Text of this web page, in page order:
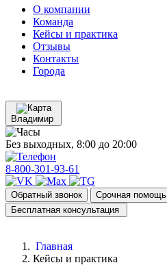
О компании
Команда
Кейсы и практика
Отзывы
Контакты
Города
Владимир
Без выходных, 8:00 до 20:00
8-800-301-93-61
Обратный звонок
Срочная помощь
Бесплатная консультация
Главная
Кейсы и практика